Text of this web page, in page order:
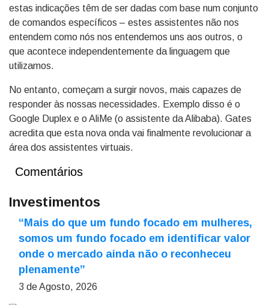
estas indicações têm de ser dadas com base num conjunto
de comandos específicos – estes assistentes não nos
entendem como nós nos entendemos uns aos outros, o
que acontece independentemente da linguagem que
utilizamos.
No entanto, começam a surgir novos, mais capazes de
responder às nossas necessidades. Exemplo disso é o
Google Duplex e o AliMe (o assistente da Alibaba). Gates
acredita que esta nova onda vai finalmente revolucionar a
área dos assistentes virtuais.
Comentários
Investimentos
“Mais do que um fundo focado em mulheres,
somos um fundo focado em identificar valor
onde o mercado ainda não o reconheceu
plenamente”
3 de Agosto, 2026